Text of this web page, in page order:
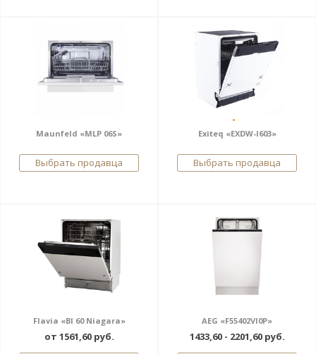
Maunfeld «MLP 06S»
Выбрать продавца
Exiteq «EXDW-I603»
Выбрать продавца
Flavia «BI 60 Niagara»
от 1561,60 руб.
AEG «F55402VI0P»
1433,60 - 2201,60 руб.